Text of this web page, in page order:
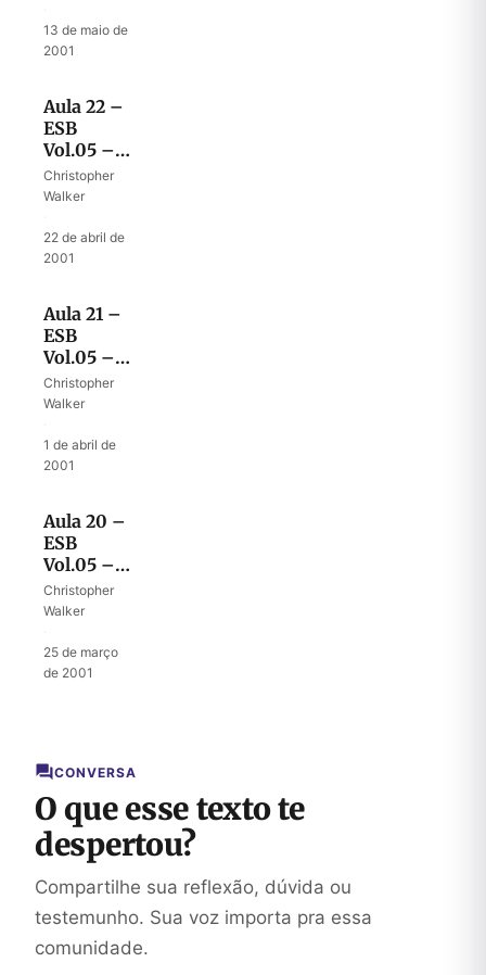
meia
13 de maio de
2001
Aula 22 –
ESB
Vol.05 –
Fidelidade
das duas
meia
Christopher
Walker
22 de abril de
2001
Aula 21 –
ESB
Vol.05 –
Cidades
de
dos
levitas
Christopher
Walker
1 de abril de
2001
Aula 20 –
ESB
Vol.05 –
Herança
de José
Christopher
Walker
25 de março
de 2001
CONVERSA
O que esse texto te
despertou?
Compartilhe sua reflexão, dúvida ou
testemunho. Sua voz importa pra essa
comunidade.